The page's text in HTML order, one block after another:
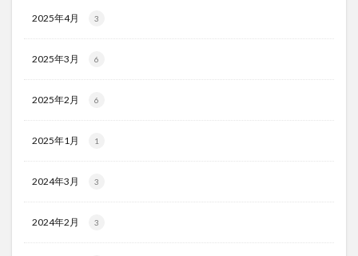
2025年4月 3
2025年3月 6
2025年2月 6
2025年1月 1
2024年3月 3
2024年2月 3